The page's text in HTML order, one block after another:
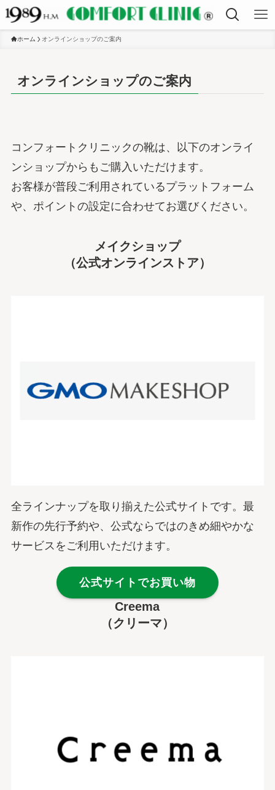
ホーム オンラインショップのご案内
オンラインショップのご案内
コンフォートクリニックの靴は、以下のオンライ
ンショップからもご購入いただけます。
お客様が普段ご利用されているプラットフォーム
や、ポイントの設定に合わせてお選びください。
メイクショップ
（公式オンラインストア）
全ラインナップを取り揃えた公式サイトです。最
新作の先行予約や、公式ならではのきめ細やかな
サービスをご利用いただけます。
公式サイトでお買い物
Creema
（クリーマ）